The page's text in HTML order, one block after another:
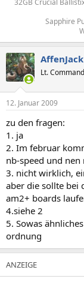
Sapphire
AffenJack
Lt.
12. Januar 2009
zu den fragen:
1. ja
2. Im februar
nb-speed und nen
3. nicht wirklich,
aber die sollte bei
am2+ boards
4.siehe 2
5. Sowas
ordnung